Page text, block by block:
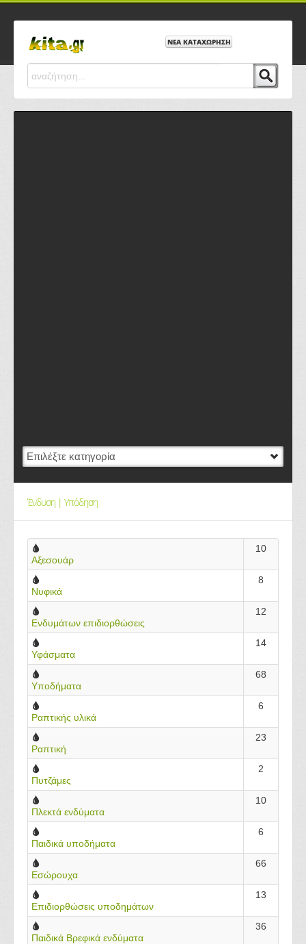
ΝΕΑ ΚΑΤΑΧΩΡΗΣΗ
Ένδυση | Υπόδηση
Αξεσουάρ
10
Νυφικά
8
Ενδυμάτων επιδιορθώσεις
12
Υφάσματα
14
Υποδήματα
68
Ραπτικής υλικά
6
Ραπτική
23
Πυτζάμες
2
Πλεκτά ενδύματα
10
Παιδικά υποδήματα
6
Εσώρουχα
66
Επιδιορθώσεις υποδημάτων
13
Παιδικά Βρεφικά ενδύματα
36